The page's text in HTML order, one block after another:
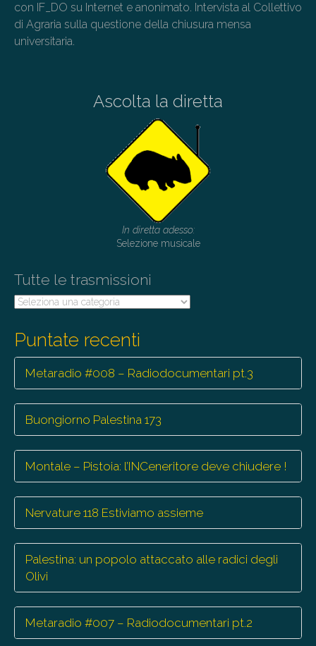
con IF_DO su Internet e anonimato. Intervista al Collettivo
di Agraria sulla questione della chiusura mensa
universitaria.
Ascolta la diretta
In diretta adesso:
Selezione musicale
Tutte le trasmissioni
Tutte
Puntate recenti
Metaradio #008 – Radiodocumentari pt.3
Buongiorno Palestina 173
Montale – Pistoia: l’INCeneritore deve chiudere !
Nervature 118 Estiviamo assieme
Palestina: un popolo attaccato alle radici degli
Olivi
Metaradio #007 – Radiodocumentari pt.2